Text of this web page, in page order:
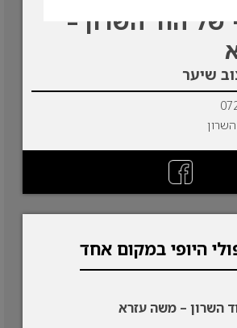
של הוד השרון –
שיער
היופי במקום אחד
השרון – משה עזרא